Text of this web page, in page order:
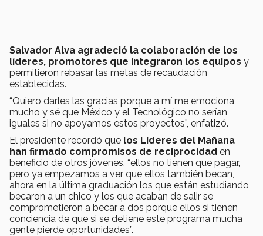
Salvador Alva agradeció la colaboración de los
líderes, promotores que integraron los equipos y
permitieron rebasar las metas de recaudación
establecidas.
“Quiero darles las gracias porque a mí me emociona
mucho y sé que México y el Tecnológico no serían
iguales si no apoyamos estos proyectos”, enfatizó.
El presidente recordó que los Líderes del Mañana
han firmado compromisos de reciprocidad en
beneficio de otros jóvenes, “ellos no tienen que pagar,
pero ya empezamos a ver que ellos también becan,
ahora en la última graduación los que están estudiando
becaron a un chico y los que acaban de salir se
comprometieron a becar a dos porque ellos si tienen
conciencia de que si se detiene este programa mucha
gente pierde oportunidades”.